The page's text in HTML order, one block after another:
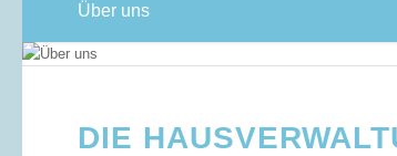
Über uns
DIE